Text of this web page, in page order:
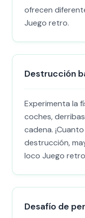
ofrecen
Juego retro.
Destrucción
Experimenta la
coches,
cadena.
destrucción,
loco Juego
Desafío de